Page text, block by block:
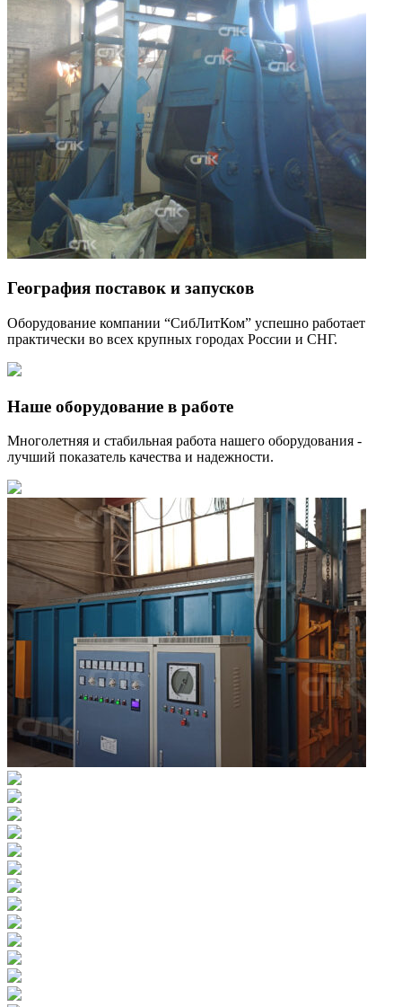
География поставок и запусков
Оборудование компании “СибЛитКом” успешно работает
практически во всех крупных городах России и СНГ.
Наше оборудование в работе
Многолетняя и стабильная работа нашего оборудования -
лучший показатель качества и надежности.